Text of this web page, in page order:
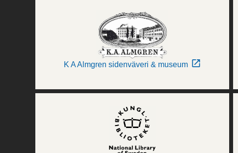
K A Almgren sidenväveri & museum